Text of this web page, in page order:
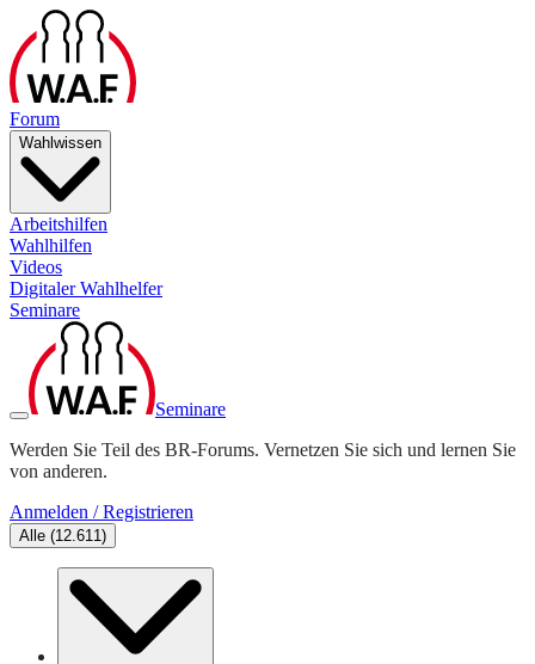
Forum
Wahlwissen
Arbeitshilfen
Wahlhilfen
Videos
Digitaler Wahlhelfer
Seminare
Seminare
Werden Sie Teil des BR-Forums. Vernetzen Sie sich und lernen Sie
von anderen.
Anmelden / Registrieren
Alle (12.611)